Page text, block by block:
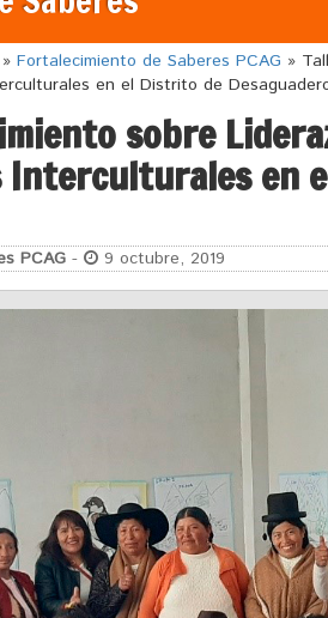
» Fortalecimiento de Saberes PCAG »
en el Distrito de
sobre
Interculturales en
PCAG - 9 octubre, 2019